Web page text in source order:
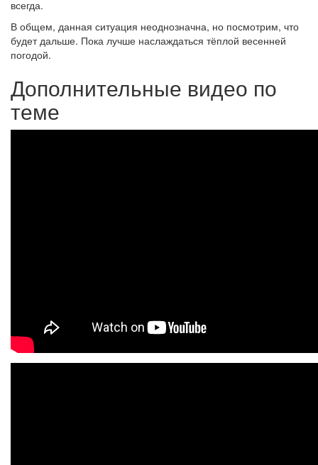
всегда.
В общем, данная ситуация неоднозначна, но посмотрим, что
будет дальше. Пока лучше наслаждаться тёплой весенней
погодой.
Дополнительные видео по
теме